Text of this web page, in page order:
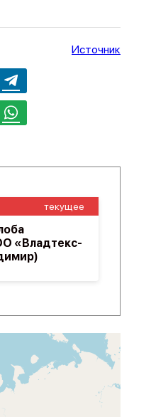
Источник
текущее
«Владтекс-